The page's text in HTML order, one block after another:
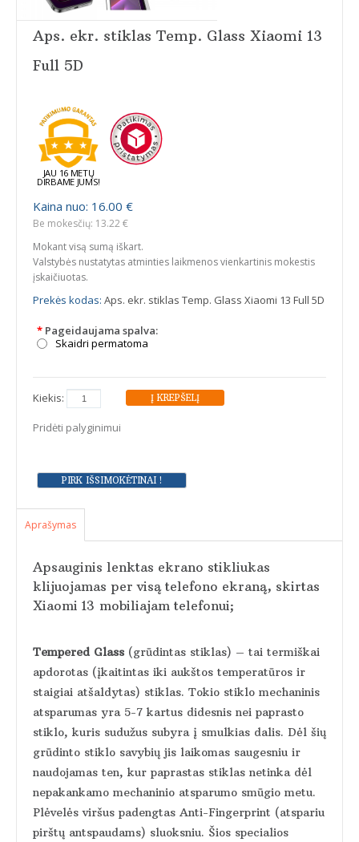
Aps. ekr. stiklas Temp. Glass Xiaomi 13
Full 5D
JAU 16 METŲ
DIRBAME JUMS!
Kaina nuo: 16.00 €
Be mokesčių: 13.22 €
Mokant visą sumą iškart.
Valstybės nustatytas atminties laikmenos vienkartinis mokestis
įskaičiuotas.
Prekės kodas: Aps. ekr. stiklas Temp. Glass Xiaomi 13 Full 5D
* Pageidaujama spalva:
Skaidri permatoma
Kiekis:
Pridėti palyginimui
Aprašymas
Apsauginis lenktas ekrano stikliukas
klijuojamas per visą telefono ekraną, skirtas
Xiaomi 13 mobiliajam telefonui;
Tempered Glass (grūdintas stiklas) – tai termiškai
apdorotas (įkaitintas iki aukštos temperatūros ir
staigiai atšaldytas) stiklas. Tokio stiklo mechaninis
atsparumas yra 5-7 kartus didesnis nei paprasto
stiklo, kuris sudužus subyra į smulkias dalis. Dėl šių
grūdinto stiklo savybių jis laikomas saugesniu ir
naudojamas ten, kur paprastas stiklas netinka dėl
nepakankamo mechaninio atsparumo smūgio metu.
Plėvelės viršus padengtas Anti-Fingerprint (atspariu
pirštų antspaudams) sluoksniu. Šios specialios